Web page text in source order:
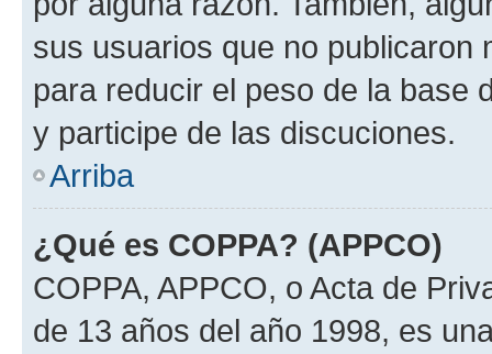
sus usuarios que no publicaron
para reducir el peso de la base
y participe de las discuciones.
Arriba
¿Qué es COPPA? (APPCO)
COPPA, APPCO, o Acta de
de 13 años del año 1998, es